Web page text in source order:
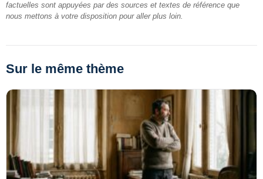
factuelles sont appuyées par des sources et textes de référence que
nous mettons à votre disposition pour aller plus loin.
Sur le même thème